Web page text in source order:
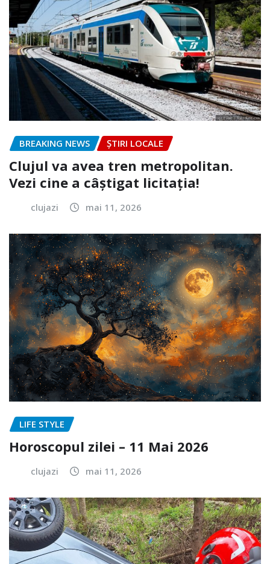
BREAKING NEWS ȘTIRI LOCALE
Clujul va avea tren metropolitan.
Vezi cine a câștigat licitația!
clujazi mai 11, 2026
LIFE STYLE
Horoscopul zilei – 11 Mai 2026
clujazi mai 11, 2026